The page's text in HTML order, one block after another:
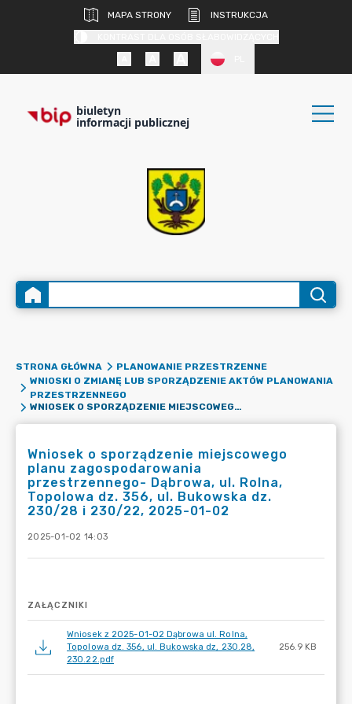
MAPA STRONY
INSTRUKCJA
biuletyn
informacji publicznej
STRONA GŁÓWNA
PLANOWANIE PRZESTRZENNE
WNIOSKI O ZMIANĘ LUB SPORZĄDZENIE AKTÓW PLANOWANIA
PRZESTRZENNEGO
WNIOSEK O SPORZĄDZENIE MIEJSCOWEGO PLANU ZAGOSPODAROWANIA PRZESTRZENNEGO- DĄBROWA, UL. ROLNA, TOPOLOWA DZ. 356, UL. BUKOWSKA DZ. 230/28 I 230/22, 2025-01-02
Wniosek o sporządzenie miejscowego
planu zagospodarowania
przestrzennego- Dąbrowa, ul. Rolna,
Topolowa dz. 356, ul. Bukowska dz.
230/28 i 230/22, 2025-01-02
2025-01-02 14:03
ZAŁĄCZNIKI
Wniosek z 2025-01-02 Dąbrowa ul. Rolna,
Topolowa dz. 356, ul. Bukowska dz, 230.28,
230.22.pdf
256.9 KB